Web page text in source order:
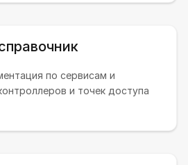
по сервисам и
и точек доступа